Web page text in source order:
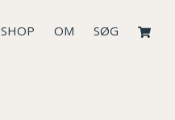
SHOP OM SØG